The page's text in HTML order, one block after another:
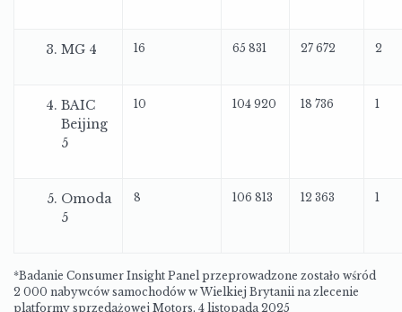
MG 4 16 65 831 27 672 2
BAIC
Beijing
5
10 104 920 18 736 1
Omoda
5
8 106 813 12 363 1
*Badanie Consumer Insight Panel przeprowadzone zostało wśród
2 000 nabywców samochodów w Wielkiej Brytanii na zlecenie
platformy sprzedażowej Motors, 4 listopada 2025